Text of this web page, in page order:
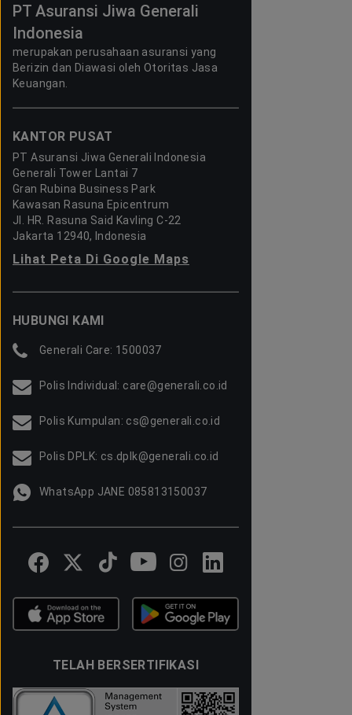
PT Asuransi Jiwa Generali
Indonesia
merupakan perusahaan asuransi yang
Berizin dan Diawasi oleh Otoritas Jasa
Keuangan.
KANTOR PUSAT
PT Asuransi Jiwa Generali Indonesia
Generali Tower Lantai 7
Gran Rubina Business Park
Kawasan Rasuna Epicentrum
Jl. HR. Rasuna Said Kavling C-22
Jakarta 12940, Indonesia
Lihat Peta Di Google Maps
HUBUNGI KAMI
Generali Care: 1500037
Polis Individual: care@generali.co.id
Polis Kumpulan: cs@generali.co.id
Polis DPLK: cs.dplk@generali.co.id
WhatsApp JANE 085813150037
TELAH BERSERTIFIKASI